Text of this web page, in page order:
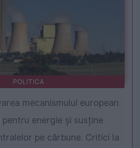
POLITICA
mecanismului european
energie și susține
pe cărbune. Critici la